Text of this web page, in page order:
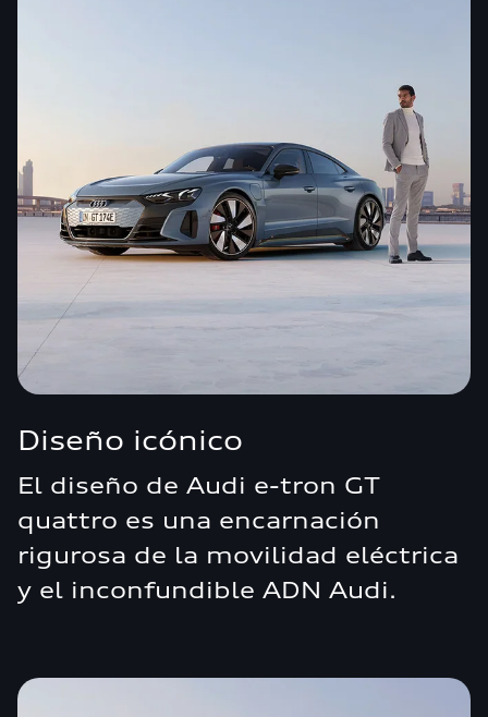
Diseño icónico
El diseño de Audi e-tron GT
quattro es una encarnación
rigurosa de la movilidad eléctrica
y el inconfundible ADN Audi.